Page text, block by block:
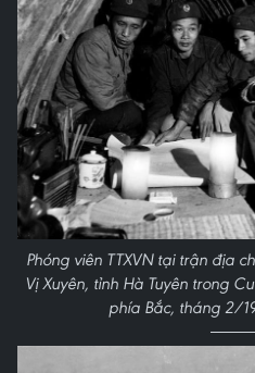
Phóng viên TTXVN tại trận địa
Vị Xuyên, tỉnh Hà Tuyên trong
phía Bắc, tháng 2/